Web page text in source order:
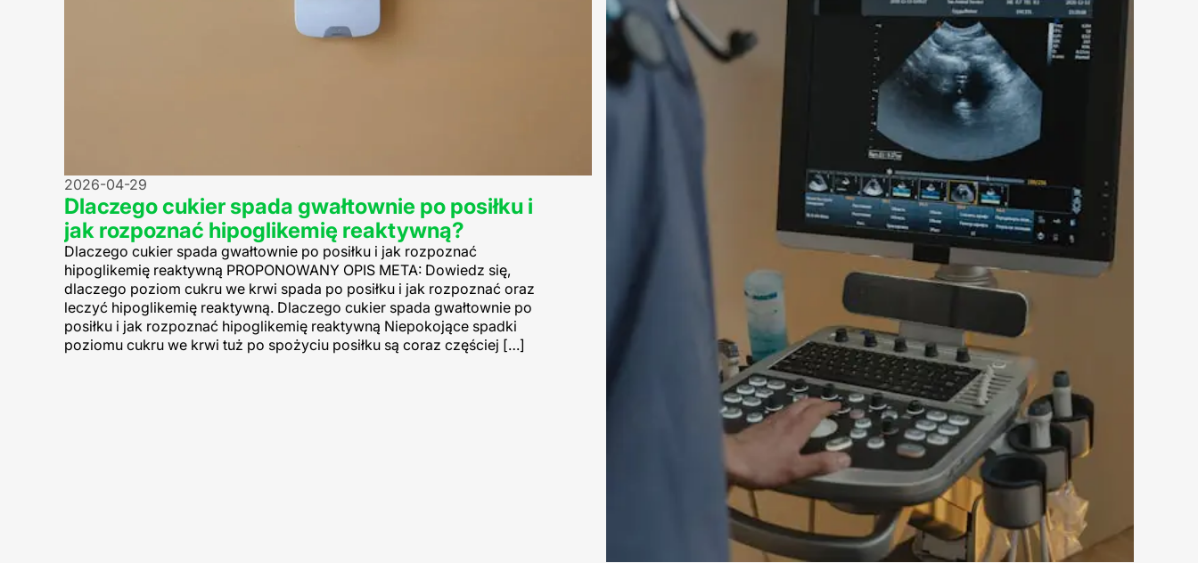
Dlaczego cukier spada gwałtownie po posiłku i
jak rozpoznać hipoglikemię reaktywną?
2026-04-29
Dlaczego cukier spada gwałtownie po posiłku i jak rozpoznać
hipoglikemię reaktywną PROPONOWANY OPIS META: Dowiedz się,
dlaczego poziom cukru we krwi spada po posiłku i jak rozpoznać oraz
leczyć hipoglikemię reaktywną. Dlaczego cukier spada gwałtownie po
posiłku i jak rozpoznać hipoglikemię reaktywną Niepokojące spadki
poziomu cukru we krwi tuż po spożyciu posiłku są coraz częściej […]